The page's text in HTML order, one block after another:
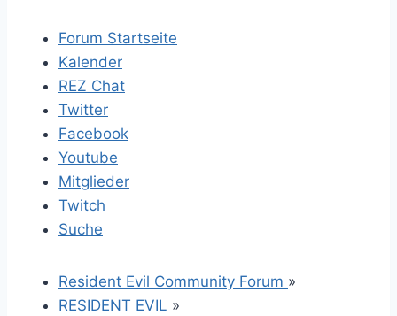
Forum Startseite
Kalender
REZ Chat
Twitter
Facebook
Youtube
Mitglieder
Twitch
Suche
Resident Evil Community Forum »
RESIDENT EVIL »